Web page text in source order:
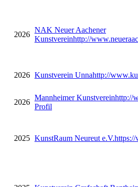
2026
NAK Neuer Aachener
Kunstvereinhttp://
2026 Kunstverein Unnahttp://
2026
Mannheimer Kunstvereinhttp://
Profil
2025 KunstRaum Neureut e.V.https://